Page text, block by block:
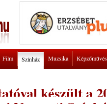
Film Színház Muzsika
készült a